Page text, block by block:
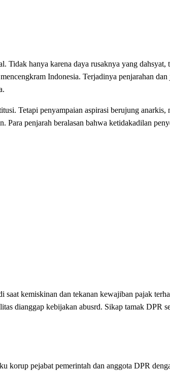
Tidak hanya karena daya rusaknya yang
Indonesia. Terjadinya penjarahan
Tetapi penyampaian aspirasi berujung anarkis,
penjarah beralasan bahwa ketidakadilan
kemiskinan dan tekanan kewajiban pajak
dianggap kebijakan abusrd. Sikap tamak DPR
korup pejabat pemerintah dan anggota DPR